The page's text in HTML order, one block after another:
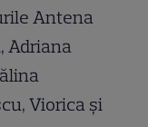
Antena
Adriana
Viorica și